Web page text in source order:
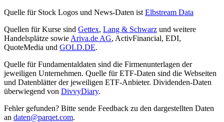
Quelle für Stock Logos und News-Daten ist Elbstream Data
Quellen für Kurse sind Gettex, Lang & Schwarz und weitere
Handelsplätze sowie Ariva.de AG, ActivFinancial, EDI,
QuoteMedia und GOLD.DE.
Quelle für Fundamentaldaten sind die Firmenunterlagen der
jeweiligen Unternehmen. Quelle für ETF-Daten sind die Webseiten
und Datenblätter der jeweiligen ETF-Anbieter. Dividenden-Daten
überwiegend von DivvyDiary.
Fehler gefunden? Bitte sende Feedback zu den dargestellten Daten
an daten@parqet.com.